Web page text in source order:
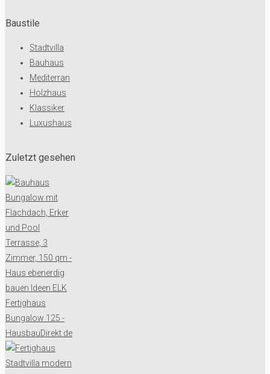
Baustile
Stadtvilla
Bauhaus
Mediterran
Holzhaus
Klassiker
Luxushaus
Zuletzt gesehen